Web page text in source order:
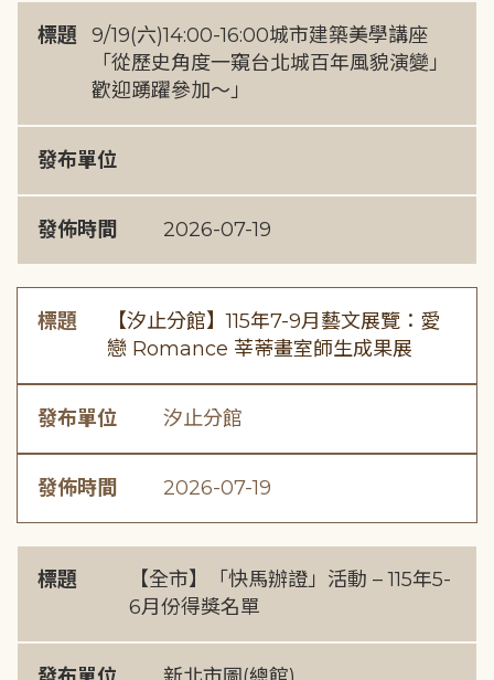
標題 9/19(六)14:00-16:00城市建築美學講座
「從歷史角度一窺台北城百年風貌演變」
歡迎踴躍參加～」
發布單位
發佈時間 2026-07-19
標題
【汐止分館】115年7-9月藝文展覽：愛
戀 Romance 莘蒂畫室師生成果展
發布單位 汐止分館
發佈時間 2026-07-19
標題
【全市】「快馬辦證」活動 – 115年5-
6月份得獎名單